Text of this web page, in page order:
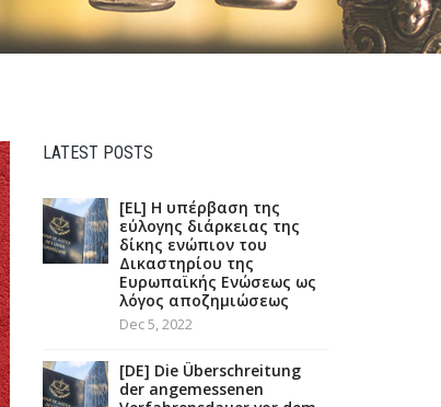
LATEST POSTS
[EL] Η υπέρβαση της
εύλογης διάρκειας της
δίκης ενώπιον του
Δικαστηρίου της
Ευρωπαϊκής Ενώσεως ως
λόγος αποζημιώσεως
Dec 5, 2022
[DE] Die Überschreitung
der angemessenen